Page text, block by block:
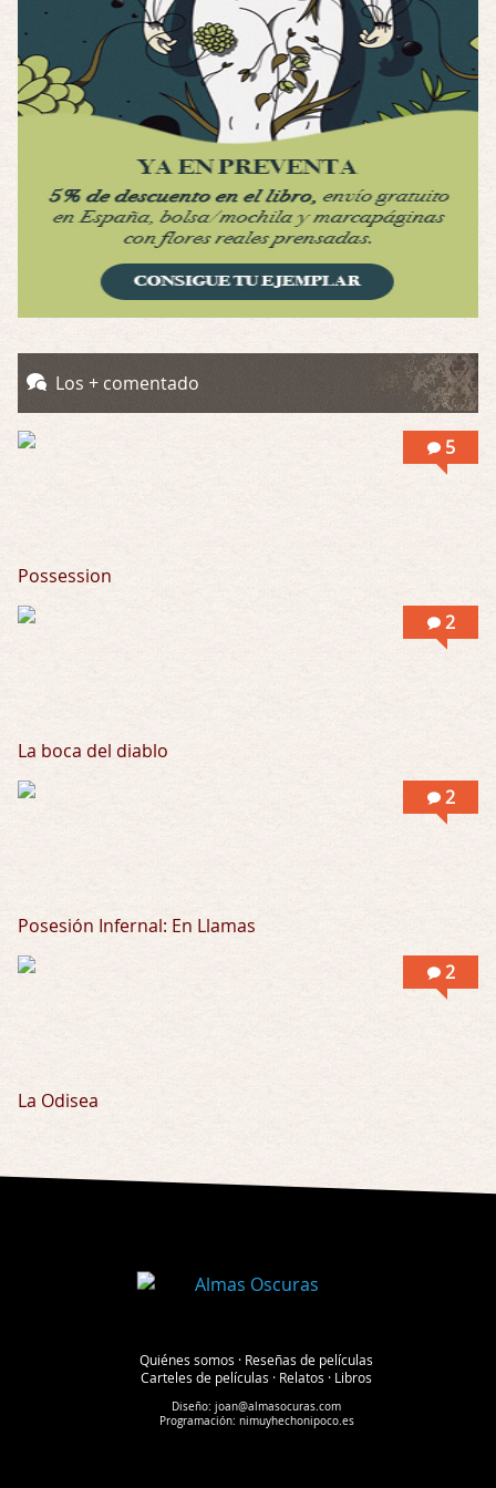
Una película normalita, nada del otro mun …
Obsession
Por: Chica Stark
Al principio por el hype que la dieron iba …
Por: Mountain
Llevo toda una vida para verla y nunca lo …
Posesión Infernal: En Llamas
Into the Mud
Por: Flor
Los + comentado
5
Possession
2
La boca del diablo
2
Posesión Infernal: En Llamas
2
La Odisea
Quiénes somos · Reseñas de películas
Carteles de películas · Relatos · Libros
Diseño:joan@almasocuras.com
Programación: nimuyhechonipoco.es